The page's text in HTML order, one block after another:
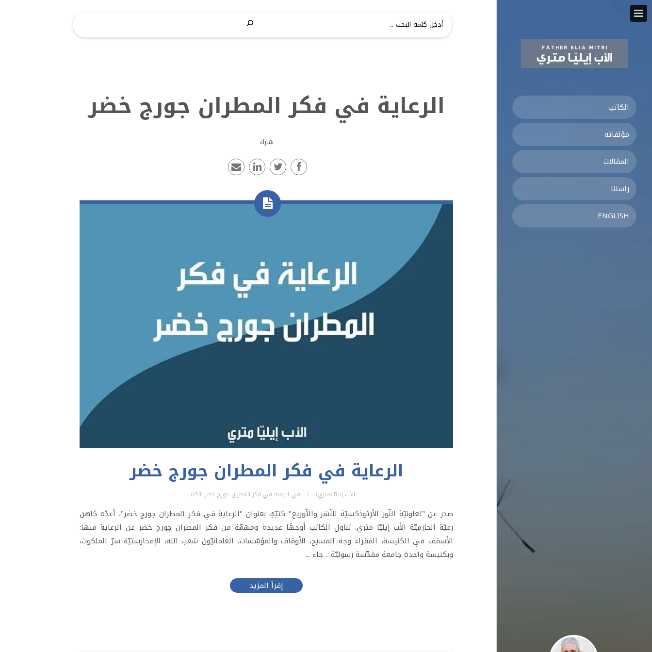
الكاتب
مؤلفاته
المقالات
راسلنا
ENGLISH
الرعاية في فكر المطران جورج خضر
شارك
الرعاية في فكر المطران جورج خضر
الأب إيليّا (متري) في الرعاية في فكر المطران جورج خضر, الكتب
صدر عن "تعاونيّة النّور الأرثوذكسيّة للنّشر والتّوزيع" كتيّبٌ بعنوان "الرعاية في فكر المطران جورج خضر"، أعدّه كاهن
رعيّة الحازميّة الأب إيليّا متري. تناول الكاتب أوجهًا عديدة ومهمّة من فكر المطران جورج خضر عن الرعاية منها:
الأسقف في الكنيسة، الفقراء وجه المسيح، الأوقاف والمؤسّسات، العلمانيّون شعب الله، الإفخارستيّة سرّ الملكوت،
وبكنيسة واحدة جامعة مقدّسة رسوليّة… جاء ...
إقرأ المزيد